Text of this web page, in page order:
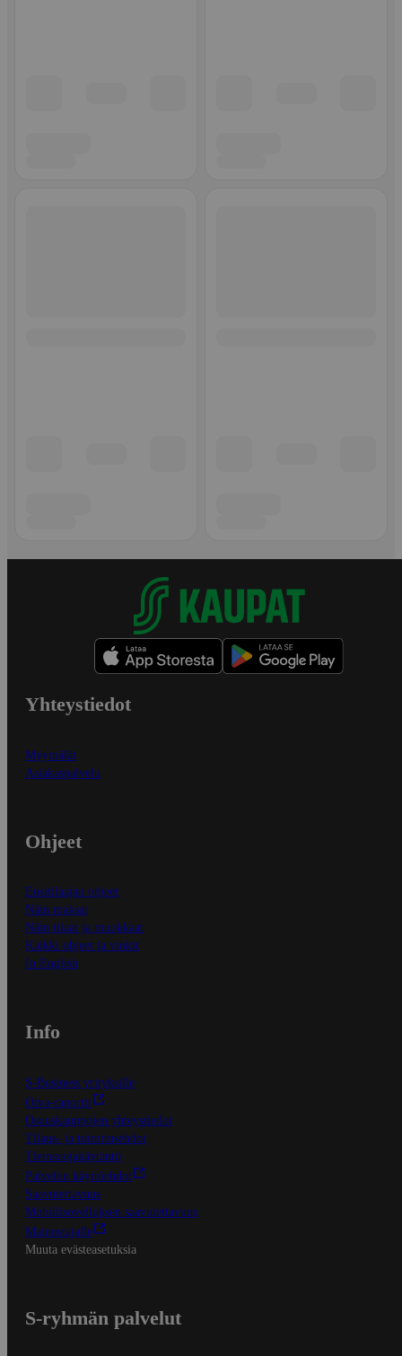
Yhteystiedot
Myymälät
Asiakaspalvelu
Ohjeet
Ensitilaajan ohjeet
Näin maksat
Näin tilaat ja muokkaat
Kaikki ohjeet ja vinkit
In English
Info
S-Business yrityksille
Oiva-raportit
Osuuskauppojen yhteystiedot
Tilaus- ja toimitusehdot
Tietosuojakäytäntö
Palvelun käyttöehdot
Saavutettavuus
Mobiilisovelluksen saavutettavuus
Mainostajalle
Muuta evästeasetuksia
S-ryhmän palvelut